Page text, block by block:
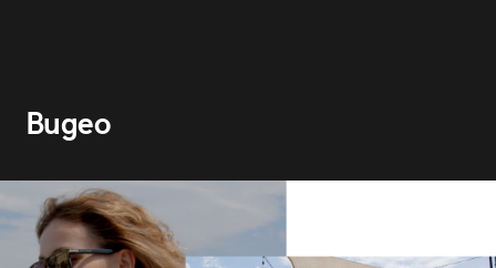
Видео